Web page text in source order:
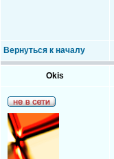
Вернуться к началу
Okis